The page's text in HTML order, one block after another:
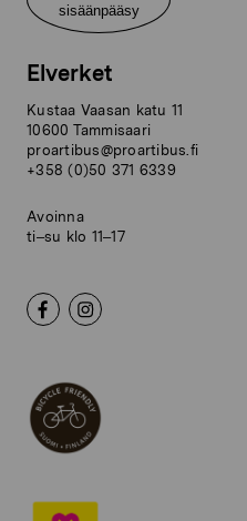
sisäänpääsy
Elverket
Kustaa Vaasan katu 11
10600 Tammisaari
proartibus@proartibus.fi
+358 (0)50 371 6339
Avoinna
ti–su klo 11–17